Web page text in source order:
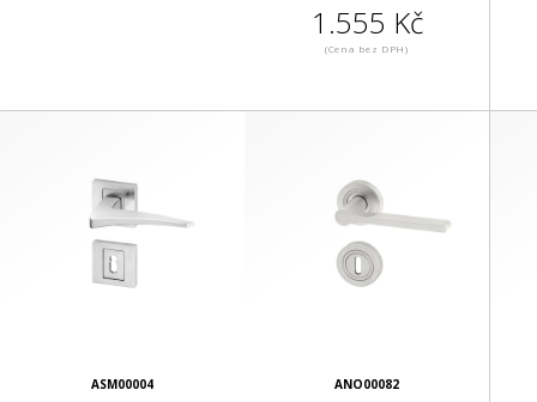
1.555 Kč
(Cena bez DPH)
ASM00004 ANO00082